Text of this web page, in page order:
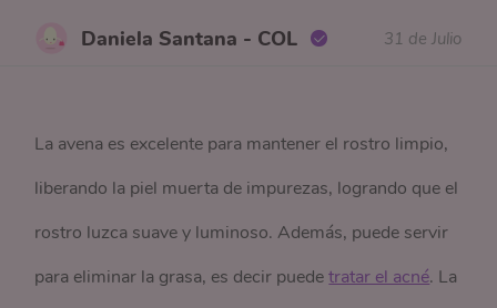
Daniela Santana - COL 31 de Julio
La avena es excelente para mantener el rostro limpio,
liberando la piel muerta de impurezas, logrando que el
rostro luzca suave y luminoso. Además, puede servir
para eliminar la grasa, es decir puedetratar el acné. La